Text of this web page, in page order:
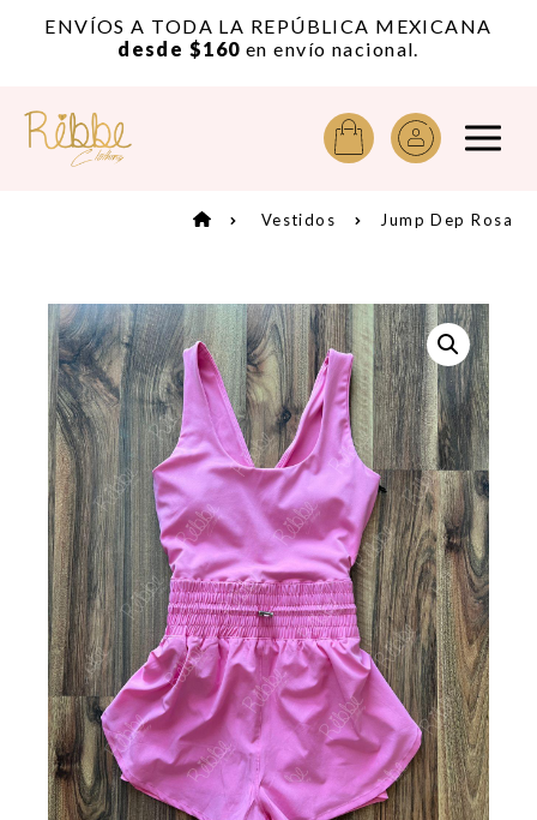
ENVÍOS A TODA LA REPÚBLICA MEXICANA
desde $160 en envío nacional.
Vestidos Jump Dep Rosa